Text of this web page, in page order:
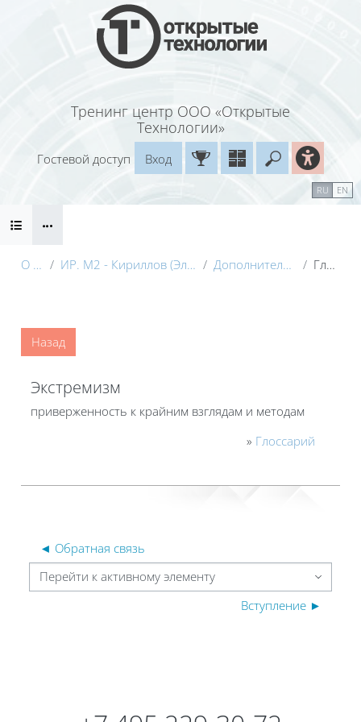
Перейти к основному содержанию
Тренинг центр ООО «Открытые
Технологии»
Введите
Гостевой доступ
Вход
RU EN
Блоки
О курсе ИР. М2 - Кириллов (Электронный курс) с видео Дополнительные материалы Глоссарий
Назад
Экстремизм
приверженность к крайним взглядам и методам
» Глоссарий
◄ Обратная связь
Перейти к активному элементу
Вступление ►